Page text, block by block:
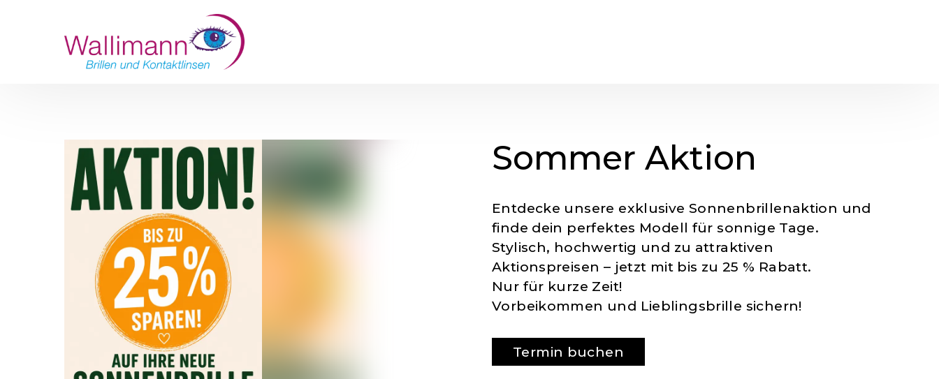
Sommer Aktion
Entdecke unsere exklusive Sonnenbrillenaktion und
finde dein perfektes Modell für sonnige Tage.
Stylisch, hochwertig und zu attraktiven
Aktionspreisen – jetzt mit bis zu 25 % Rabatt.
Nur für kurze Zeit!
Vorbeikommen und Lieblingsbrille sichern!
Termin buchen